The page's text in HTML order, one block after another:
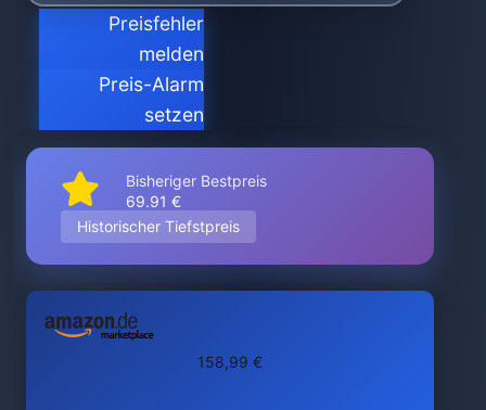
Preisfehler
melden
Preis-Alarm
setzen
Bisheriger Bestpreis
69.91 €
Historischer Tiefstpreis
158,99 €